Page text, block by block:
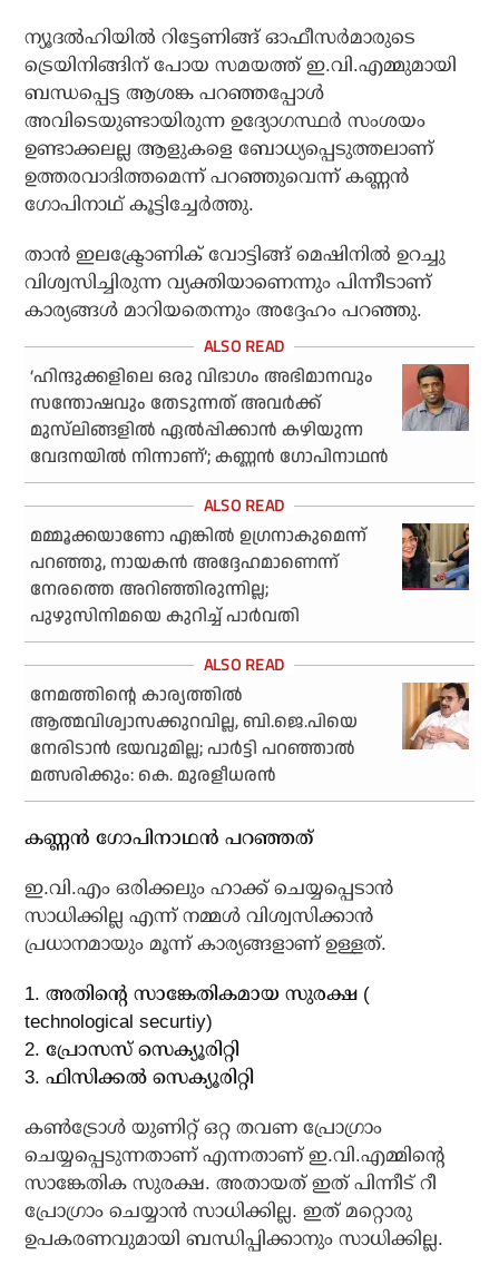
ന്യൂദല്‍ഹിയില്‍ റിട്ടേണിങ്ങ് ഓഫീസര്‍മാരുടെ
ട്രെയിനിങ്ങിന് പോയ സമയത്ത് ഇ.വി.എമ്മുമായി
ബന്ധപ്പെട്ട ആശങ്ക പറഞ്ഞപ്പോള്‍
അവിടെയുണ്ടായിരുന്ന ഉദ്യോഗസ്ഥര്‍ സംശയം
ഉണ്ടാക്കലല്ല ആളുകളെ ബോധ്യപ്പെടുത്തലാണ്
ഉത്തരവാദിത്തമെന്ന് പറഞ്ഞുവെന്ന് കണ്ണന്‍
ഗോപിനാഥ് കൂട്ടിച്ചേര്‍ത്തു.
താന്‍ ഇലക്ട്രോണിക് വോട്ടിങ്ങ് മെഷിനില്‍ ഉറച്ചു
വിശ്വസിച്ചിരുന്ന വ്യക്തിയാണെന്നും പിന്നീടാണ്
കാര്യങ്ങള്‍ മാറിയതെന്നും അദ്ദേഹം പറഞ്ഞു.
‘ഹിന്ദുക്കളിലെ ഒരു വിഭാഗം അഭിമാനവും
സന്തോഷവും തേടുന്നത് അവര്‍ക്ക്
മുസ്‌ലിങ്ങളില്‍ ഏല്‍പ്പിക്കാന്‍ കഴിയുന്ന
വേദനയില്‍ നിന്നാണ്’; കണ്ണന്‍ ഗോപിനാഥന്‍
മമ്മൂക്കയാണോ എങ്കില്‍ ഉഗ്രനാകുമെന്ന്
പറഞ്ഞു, നായകന്‍ അദ്ദേഹമാണെന്ന്
നേരത്തെ അറിഞ്ഞിരുന്നില്ല;
പുഴുസിനിമയെ കുറിച്ച് പാര്‍വതി
നേമത്തിന്റെ കാര്യത്തില്‍
ആത്മവിശ്വാസക്കുറവില്ല, ബി.ജെ.പിയെ
നേരിടാന്‍ ഭയവുമില്ല; പാര്‍ട്ടി പറഞ്ഞാല്‍
മത്സരിക്കും: കെ. മുരളീധരന്‍
കണ്ണന്‍ ഗോപിനാഥന്‍ പറഞ്ഞത്
ഇ.വി.എം ഒരിക്കലും ഹാക്ക് ചെയ്യപ്പെടാന്‍
സാധിക്കില്ല എന്ന് നമ്മള്‍ വിശ്വസിക്കാന്‍
പ്രധാനമായും മൂന്ന് കാര്യങ്ങളാണ് ഉള്ളത്.
1. അതിന്റെ സാങ്കേതികമായ സുരക്ഷ (
technological securtiy)
2. പ്രോസസ് സെക്യൂരിറ്റി
3. ഫിസിക്കല്‍ സെക്യൂരിറ്റി
കണ്‍ട്രോള്‍ യുണിറ്റ് ഒറ്റ തവണ പ്രോഗ്രാം
ചെയ്യപ്പെടുന്നതാണ് എന്നതാണ് ഇ.വി.എമ്മിന്റെ
സാങ്കേതിക സുരക്ഷ. അതായത് ഇത് പിന്നീട് റീ
പ്രോഗ്രാം ചെയ്യാന്‍ സാധിക്കില്ല. ഇത് മറ്റൊരു
ഉപകരണവുമായി ബന്ധിപ്പിക്കാനും സാധിക്കില്ല.